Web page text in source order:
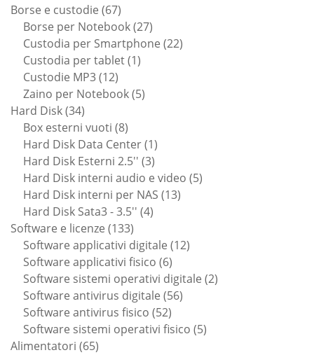
Borse e custodie 6767
prodotti
Borse per Notebook 2727
prodotti
Custodia per Smartphone 2222
Custodia per tablet 11
Custodie MP3 1212
prodotti
Zaino per Notebook 55
Hard Disk 3434
prodotti
Box esterni vuoti 88
prodotti
Hard Disk Data Center 11
prodotto
Hard Disk Esterni 2.5'' 33
prodotti
Hard Disk interni audio e video 55
Hard Disk interni per NAS 1313
Hard Disk Sata3 - 3.5'' 44
Software e licenze 133133
prodotti
Software applicativi digitale 1212
Software applicativi fisico 66
prodotti
Software sistemi operativi digitale 22
Software antivirus digitale 5656
Software antivirus fisico 5252
prodotti
Software sistemi operativi fisico 55
Alimentatori 6565